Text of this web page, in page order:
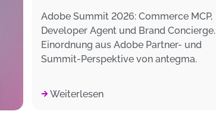
Adobe Summit 2026: Commerce MCP,
Developer Agent und Brand Concierge.
Einordnung aus Adobe Partner- und
Summit-Perspektive von antegma.
Weiterlesen